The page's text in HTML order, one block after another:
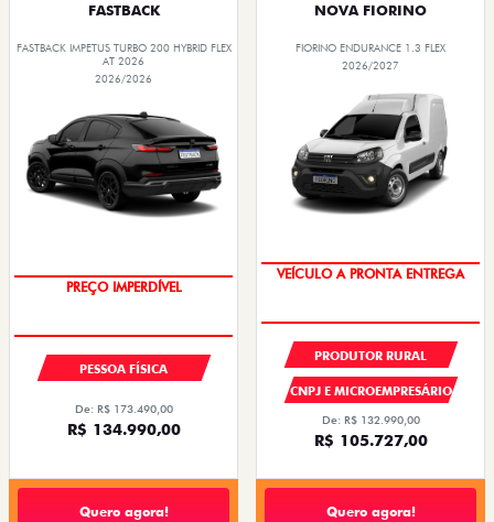
FASTBACK
FASTBACK IMPETUS TURBO 200 HYBRID FLEX
AT 2026
2026/2026
PREÇO IMPERDÍVEL
PESSOA FÍSICA
De: R$ 173.490,00
R$ 134.990,00
Quero agora!
NOVA FIORINO
FIORINO ENDURANCE 1.3 FLEX
2026/2027
VEÍCULO A PRONTA ENTREGA
PRODUTOR RURAL
CNPJ E MICROEMPRESÁRIO
De: R$ 132.990,00
R$ 105.727,00
Quero agora!